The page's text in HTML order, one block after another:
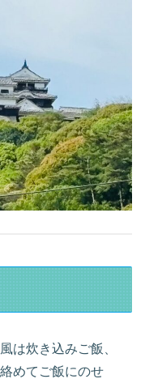
は炊き込みご飯、
めてご飯にのせ